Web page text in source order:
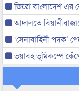
জিরো বাংলাদেশ এর
আদালতে
‘সেনাবাহিনী পদক’
ভয়াবহ ভূমিকম্পে